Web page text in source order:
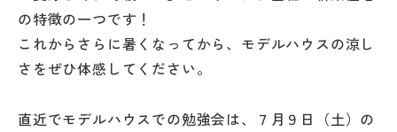
の特徴の一つです！
これからさらに暑くなってから、モデルハウスの涼し
さをぜひ体感してください。
直近でモデルハウスでの勉強会は、７月９日（土）の